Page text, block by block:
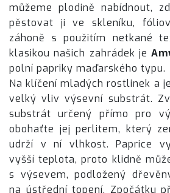
můžeme plodině nabídnout,
pěstovat ji ve skleníku,
záhoně s použitím netkané
klasikou našich zahrádek je
polní papriky maďarského typu.
Na klíčení mladých rostlinek a
velký vliv výsevní substrát.
substrát určený přímo pro
obohaťte jej perlitem, který
udrží v ní vlhkost. Paprice
vyšší teplota, proto klidně
s výsevem, podložený
na ústřední topení. Zpočátku